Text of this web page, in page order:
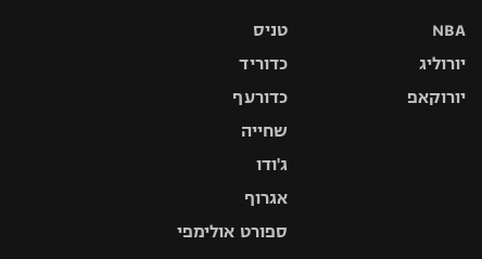
NBA
יורוליג
יורוקאפ
טניס
כדוריד
כדורעף
שחייה
ג'ודו
אגרוף
ספורט אולימפי